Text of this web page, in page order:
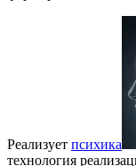
Реализует психика
технология